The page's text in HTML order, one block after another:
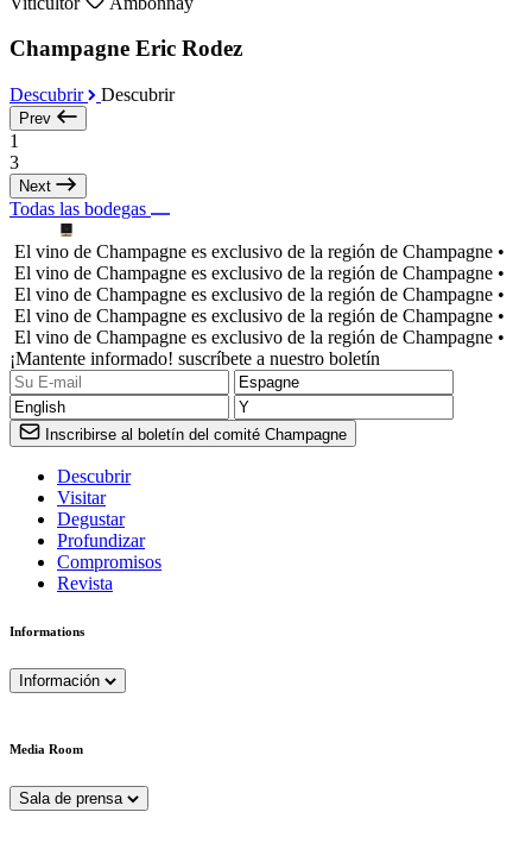
Champagne Eric Rodez
Descubrir Descubrir
Prev
1
3
Next
Todas las bodegas
El vino de Champagne es exclusivo de la región de Champagne •
El vino de Champagne es exclusivo de la región de Champagne •
El vino de Champagne es exclusivo de la región de Champagne •
El vino de Champagne es exclusivo de la región de Champagne •
El vino de Champagne es exclusivo de la región de Champagne •
¡Mantente informado! suscríbete a nuestro boletín
Inscribirse al boletín del comité Champagne
Descubrir
Visitar
Degustar
Profundizar
Compromisos
Revista
Informations
Información
Media Room
Sala de prensa